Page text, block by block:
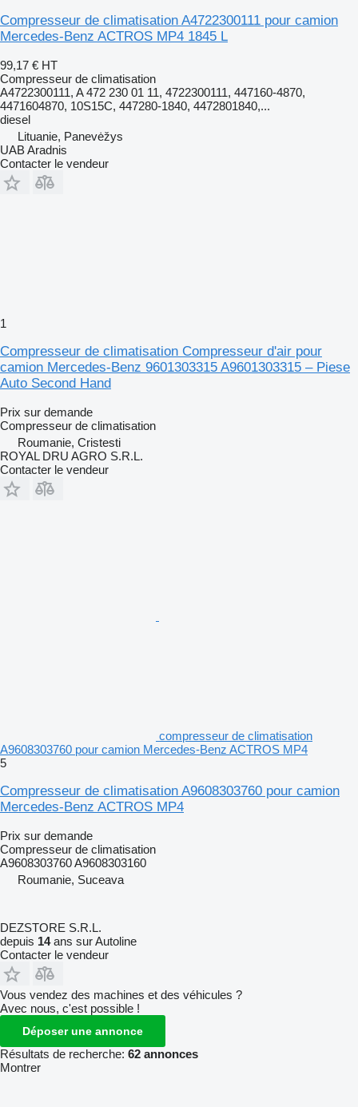
Compresseur de climatisation A4722300111 pour camion
Mercedes-Benz ACTROS MP4 1845 L
99,17 € HT
Compresseur de climatisation
A4722300111, A 472 230 01 11, 4722300111, 447160-4870,
4471604870, 10S15C, 447280-1840, 4472801840,...
diesel
Lituanie, Panevėžys
UAB Aradnis
Contacter le vendeur
1
Compresseur de climatisation Compresseur d'air pour
camion Mercedes-Benz 9601303315 A9601303315 – Piese
Auto Second Hand
Prix sur demande
Compresseur de climatisation
Roumanie, Cristesti
ROYAL DRU AGRO S.R.L.
Contacter le vendeur
compresseur de climatisation
A9608303760 pour camion Mercedes-Benz ACTROS MP4
5
Compresseur de climatisation A9608303760 pour camion
Mercedes-Benz ACTROS MP4
Prix sur demande
Compresseur de climatisation
A9608303760 A9608303160
Roumanie, Suceava
DEZSTORE S.R.L.
depuis 14ans sur Autoline
Contacter le vendeur
Vous vendez des machines et des véhicules ?
Avec nous, c'est possible !
Déposer une annonce
Résultats de recherche: 62 annonces
Montrer